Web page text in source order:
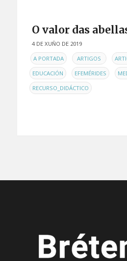
O valor das
4 DE XUÑO DE 2019
ENA PORTADA , ARTIGOS ,
EDUCACIÓN , EFEMÉRIDES ,
RECURSO_DIDÁCTICO